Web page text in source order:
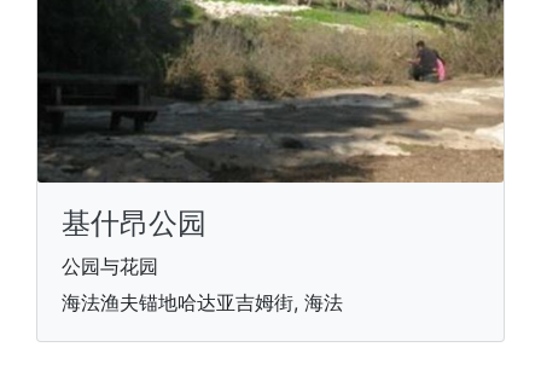
基什昂公园
公园与花园
海法渔夫锚地哈达亚吉姆街, 海法